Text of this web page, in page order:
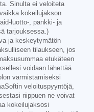
Sinulta ei veloiteta
kokeilujakson
luotto-, pankki- ja
tarjouksessa.)
ja keskeytymätön
tilaukseen, jos
etukäteen
voidaan lähettää
varmistamiseksi
veloituspyyntöjä,
riippuen ne voivat
kokeilujaksosi